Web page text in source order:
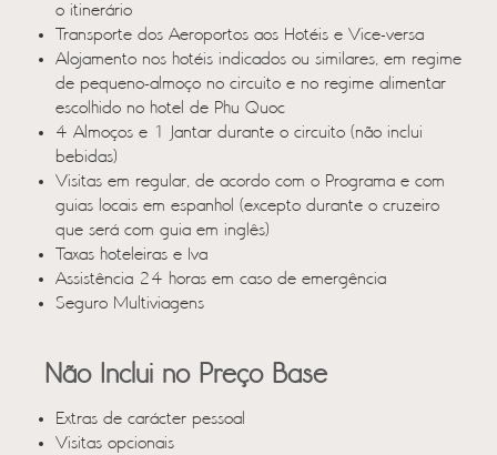
o itinerário
Transporte dos Aeroportos aos Hotéis e Vice-versa
Alojamento nos hotéis indicados ou similares, em regime
de pequeno-almoço no circuito e no regime alimentar
escolhido no hotel de Phu Quoc
4 Almoços e 1 Jantar durante o circuito (não inclui
bebidas)
Visitas em regular, de acordo com o Programa e com
guias locais em espanhol (excepto durante o cruzeiro
que será com guia em inglês)
Taxas hoteleiras e Iva
Assistência 24 horas em caso de emergência
Seguro Multiviagens
Não Inclui no Preço Base
Extras de carácter pessoal
Visitas opcionais